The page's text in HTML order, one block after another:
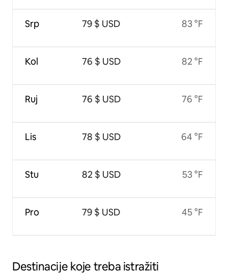
Srp
Kol
Ruj
Lis
Stu
Pro
79 $ USD
76 $ USD
76 $ USD
78 $ USD
82 $ USD
79 $ USD
83 °F
82 °F
76 °F
64 °F
53 °F
45 °F
Destinacije koje treba istražiti